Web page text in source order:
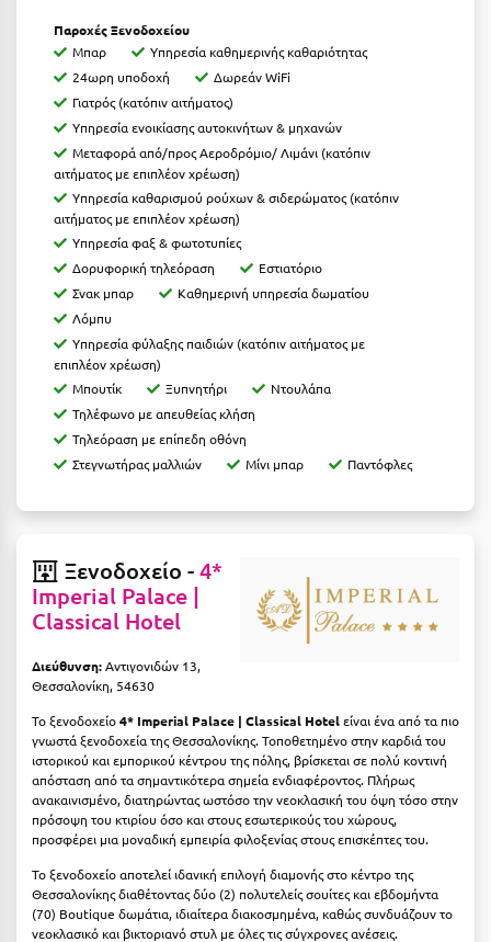
Καβάλα
Καλάβρυτα
Καλαμάτα
Κάλαμος
Καλαμπάκα
Κάλυμνος
Καμένα Βούρλα
Καρδάμαινα
Καρδαμύλη
Καρδίτσα
Κάρυστος
Κάσος
Κασσάνδρα
Κατερίνη
Κέα - Τζιά
Κερατέα
Κέρκυρα
Κεφαλονιά
Παροχές Ξενοδοχείου
Μπαρ
Υπηρεσία καθημερινής καθαριότητας
24ωρη υποδοχή
Δωρεάν WiFi
Γιατρός (κατόπιν αιτήματος)
Υπηρεσία ενοικίασης αυτοκινήτων & μηχανών
Μεταφορά από/προς Αεροδρόμιο/ Λιμάνι (κατόπιν
αιτήματος με επιπλέον χρέωση)
Υπηρεσία καθαρισμού ρούχων & σιδερώματος (κατόπιν
αιτήματος με επιπλέον χρέωση)
Υπηρεσία φαξ & φωτοτυπίες
Δορυφορική τηλεόραση
Εστιατόριο
Σνακ μπαρ
Καθημερινή υπηρεσία δωματίου
Λόμπυ
Υπηρεσία φύλαξης παιδιών (κατόπιν αιτήματος με
επιπλέον χρέωση)
Μπουτίκ
Ξυπνητήρι
Ντουλάπα
Τηλέφωνο με απευθείας κλήση
Τηλεόραση με επίπεδη οθόνη
Στεγνωτήρας μαλλιών
Μίνι μπαρ Παντόφλες
Ξενοδοχείο -4*
Imperial Palace |
Classical Hotel
Διεύθυνση:Αντιγονιδών 13,
Θεσσαλονίκη, 54630
Το ξενοδοχείο4* Imperial Palace | Classical Hotelείναι ένα από τα πιο
γνωστά ξενοδοχεία της Θεσσαλονίκης. Τοποθετημένο στην καρδιά του
ιστορικού και εμπορικού κέντρου της πόλης, βρίσκεται σε πολύ κοντινή
απόσταση από τα σημαντικότερα σημεία ενδιαφέροντος. Πλήρως
ανακαινισμένο, διατηρώντας ωστόσο την νεοκλασική του όψη τόσο στην
πρόσοψη του κτιρίου όσο και στους εσωτερικούς του χώρους,
προσφέρει μια μοναδική εμπειρία φιλοξενίας στους επισκέπτες του.
Το ξενοδοχείο αποτελεί ιδανική επιλογή διαμονής στο κέντρο της
Θεσσαλονίκης διαθέτοντας δύο (2) πολυτελείς σουίτες και εβδομήντα
(70) Boutique δωμάτια, ιδιαίτερα διακοσμημένα, καθώς συνδυάζουν το
νεοκλασικό και βικτοριανό στυλ με όλες τις σύγχρονες ανέσεις.